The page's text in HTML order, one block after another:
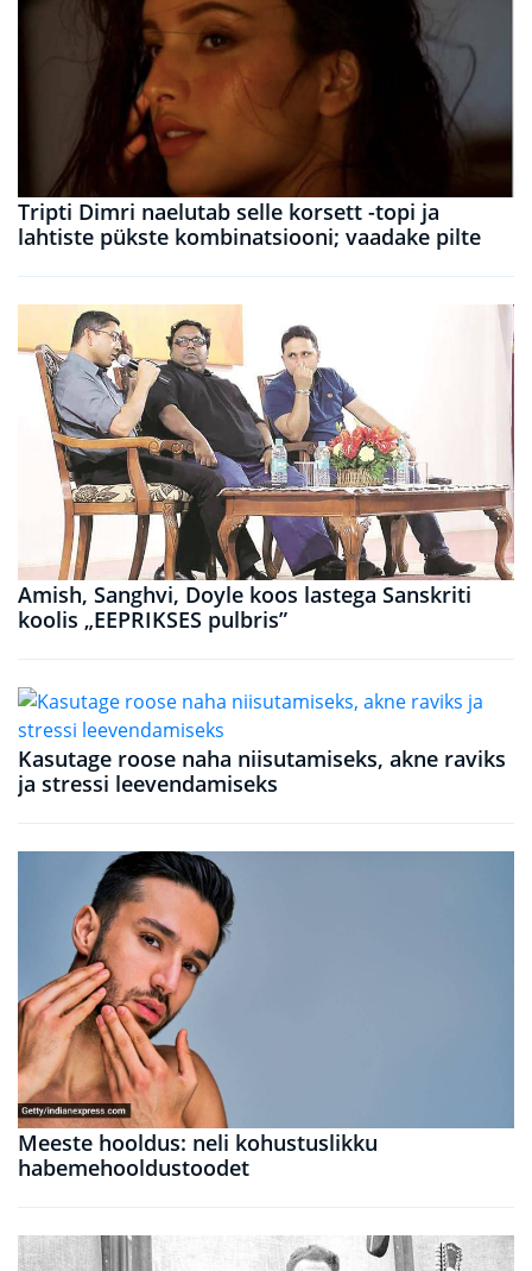
Tripti Dimri naelutab selle korsett -topi ja
lahtiste pükste kombinatsiooni; vaadake pilte
Amish, Sanghvi, Doyle koos lastega Sanskriti
koolis „EEPRIKSES pulbris”
Kasutage roose naha niisutamiseks, akne raviks
ja stressi leevendamiseks
Meeste hooldus: neli kohustuslikku
habemehooldustoodet